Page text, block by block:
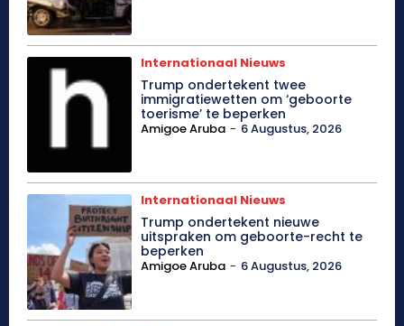
Internationaal Nieuws
Trump ondertekent twee
immigratiewetten om ‘geboorte
toerisme’ te beperken
Amigoe Aruba - 6 Augustus, 2026
Internationaal Nieuws
Trump ondertekent nieuwe
uitspraken om geboorte-recht te
beperken
Amigoe Aruba - 6 Augustus, 2026